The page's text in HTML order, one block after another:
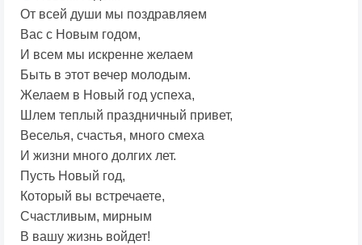
От всей души мы поздравляем
Вас с Новым годом,
И всем мы искренне желаем
Быть в этот вечер молодым.
Желаем в Новый год успеха,
Шлем теплый праздничный привет,
Веселья, счастья, много смеха
И жизни много долгих лет.
Пусть Новый год,
Который вы встречаете,
Счастливым, мирным
В вашу жизнь войдет!